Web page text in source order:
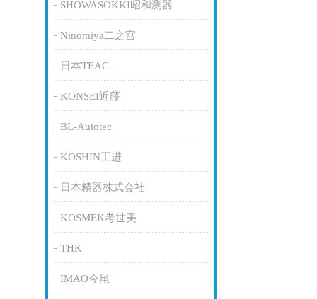
SHOWASOKKI昭和测器
Ninomiya二之宫
日本TEAC
KONSEI近藤
BL-Autotec
KOSHIN工进
日本精器株式会社
KOSMEK考世美
THK
IMAO今尾